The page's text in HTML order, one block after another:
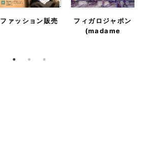
ファッション販売
フィガロジャポン
(madame